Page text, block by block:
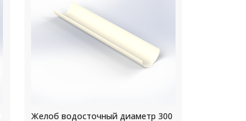
Желоб водосточный диаметр 300